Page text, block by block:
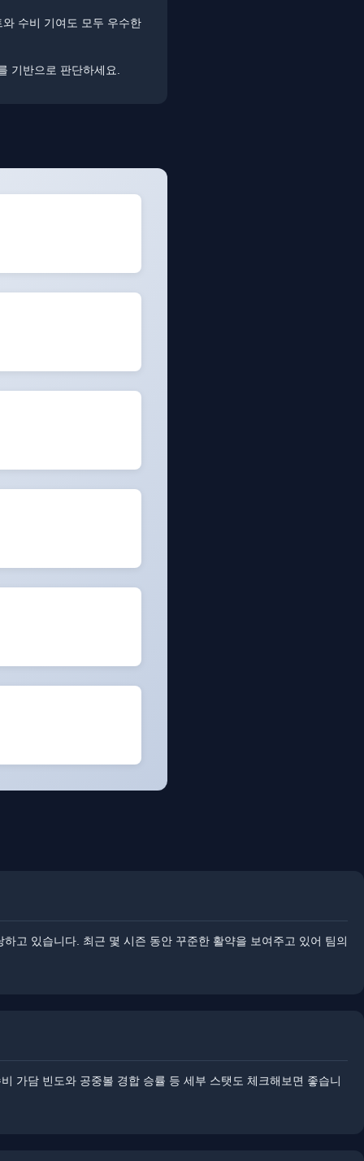
수비 기여도 모두 우수한
기반으로 판단하세요.
고 있습니다. 최근 몇 시즌 동안 꾸준한 활약을 보여주고 있어 팀의
가담 빈도와 공중볼 경합 승률 등 세부 스탯도 체크해보면 좋습니